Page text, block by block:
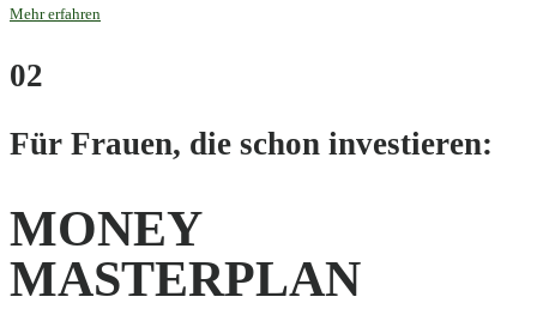
Mehr erfahren
02
Für Frauen, die schon investieren:
MONEY
MASTERPLAN